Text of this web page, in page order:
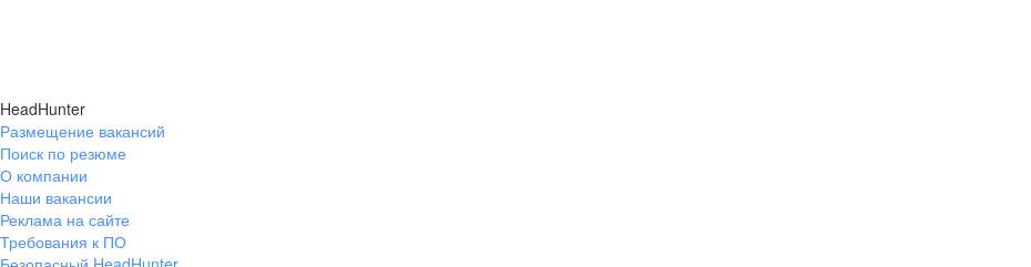
HeadHunter
Размещение вакансий
Поиск по резюме
О компании
Наши вакансии
Реклама на сайте
Требования к ПО